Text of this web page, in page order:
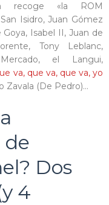
recoge «la ROM
Isidro, Juan Gómez
Isabel II, Juan de
Tony Leblanc,
el Langui,
va, que va, que va, yo
Zavala (De Pedro)…
de
Dos
4